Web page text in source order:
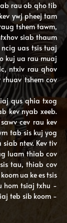
rau ob qho tib
ywj pheej tam
tshem tawm,
siab thaum
uas tsis tuaj
kuj ua rau muaj
ntxiv rau qhov
tshem cov
qus qhia txog
kev nyab xeeb.
cev rau kev
tab sis kuj yog
ntev. Kev tiv
luam thiab cov
tau, thiab cov
ua ke es tsis
hom tsiaj txhu -
teb sib koom -